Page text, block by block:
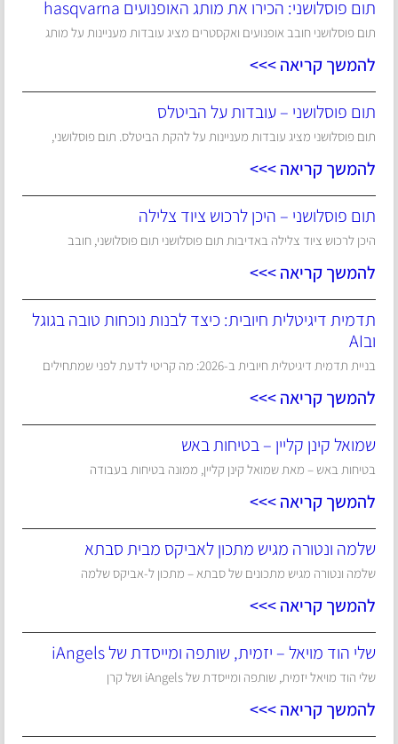
תום פוסלושני: הכירו את מותג האופנועים hasqvarna
תום פוסלושני חובב אופנועים ואקסטרים מציג עובדות מעניינות על מותג
להמשך קריאה >>>
תום פוסלושני – עובדות על הביטלס
תום פוסלושני מציג עובדות מעניינות על להקת הביטלס. תום פוסלושני,
להמשך קריאה >>>
תום פוסלושני – היכן לרכוש ציוד צלילה
היכן לרכוש ציוד צלילה באדיבות תום פוסלושני תום פוסלושני, חובב
להמשך קריאה >>>
תדמית דיגיטלית חיובית: כיצד לבנות נוכחות טובה בגוגל
ובAI
בניית תדמית דיגיטלית חיובית ב-2026: מה קריטי לדעת לפני שמתחילים
להמשך קריאה >>>
שמואל קינן קליין – בטיחות באש
בטיחות באש – מאת שמואל קינן קליין, ממונה בטיחות בעבודה
להמשך קריאה >>>
שלמה ונטורה מגיש מתכון לאביקס מבית סבתא
שלמה ונטורה מגיש מתכונים של סבתא – מתכון ל-אביקס שלמה
להמשך קריאה >>>
שלי הוד מויאל – יזמית, שותפה ומייסדת של iAngels
שלי הוד מויאל יזמית, שותפה ומייסדת של iAngels ושל קרן
להמשך קריאה >>>